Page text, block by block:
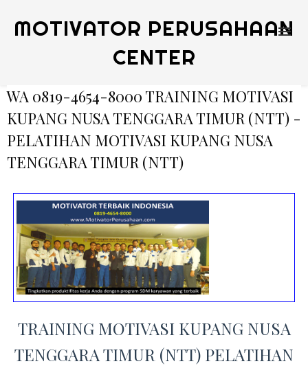
MOTIVATOR PERUSAHAAN
CENTER
WA 0819-4654-8000 TRAINING MOTIVASI
KUPANG NUSA TENGGARA TIMUR (NTT) -
PELATIHAN MOTIVASI KUPANG NUSA
TENGGARA TIMUR (NTT)
TRAINING MOTIVASI KUPANG NUSA
TENGGARA TIMUR (NTT) PELATIHAN